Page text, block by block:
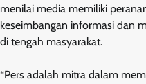
menilai media memiliki
keseimbangan informasi dan
di tengah masyarakat.
“Pers adalah mitra dalam